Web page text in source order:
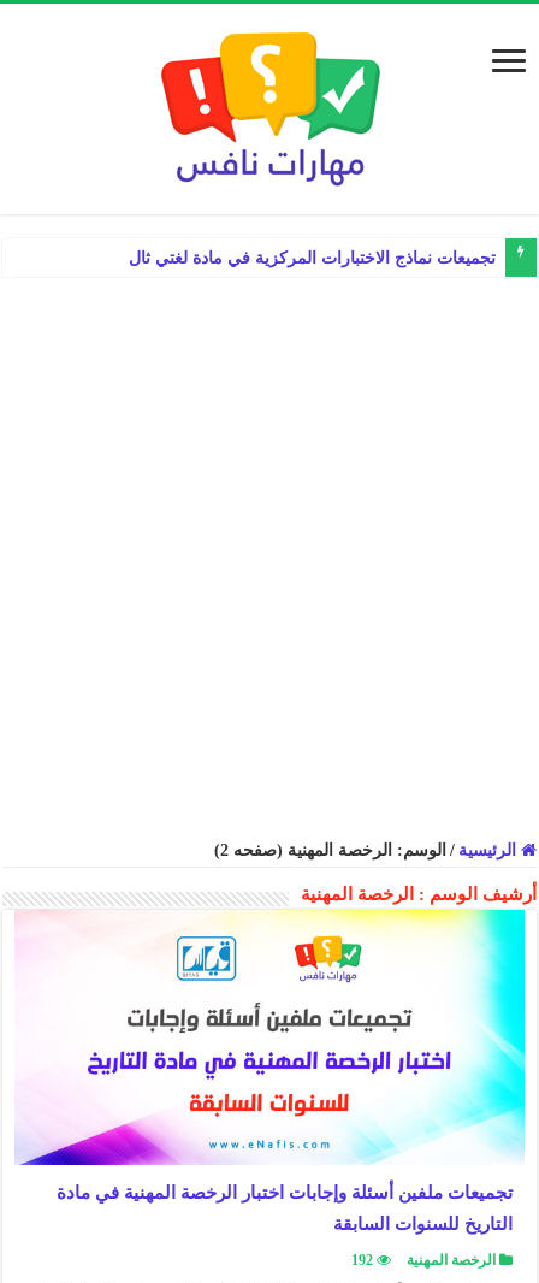
الرئيسية / الوسم: الرخصة المهنية (صفحه 2)
أرشيف الوسم : الرخصة المهنية
تجميعات ملفين أسئلة وإجابات اختبار الرخصة المهنية في مادة
التاريخ للسنوات السابقة
الرخصة المهنية 192